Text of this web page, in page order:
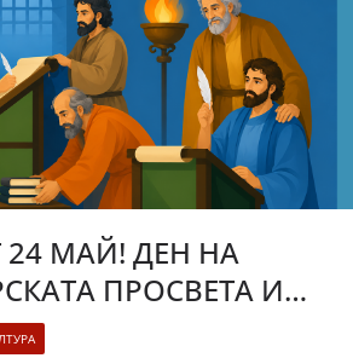
24 МАЙ! ДЕН НА
ПРОСВЕТА И…